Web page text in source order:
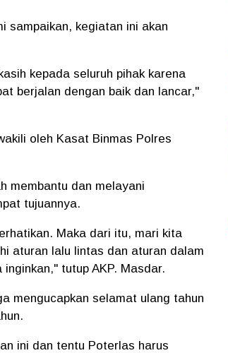
sampaikan, kegiatan ini akan
kepada seluruh pihak karena
berjalan dengan baik dan lancar,"
oleh Kasat Binmas Polres
membantu dan melayani
tujuannya.
Maka dari itu, mari kita
aturan lalu lintas dan aturan dalam
tutup AKP. Masdar.
mengucapkan selamat ulang tahun
ini dan tentu Poterlas harus